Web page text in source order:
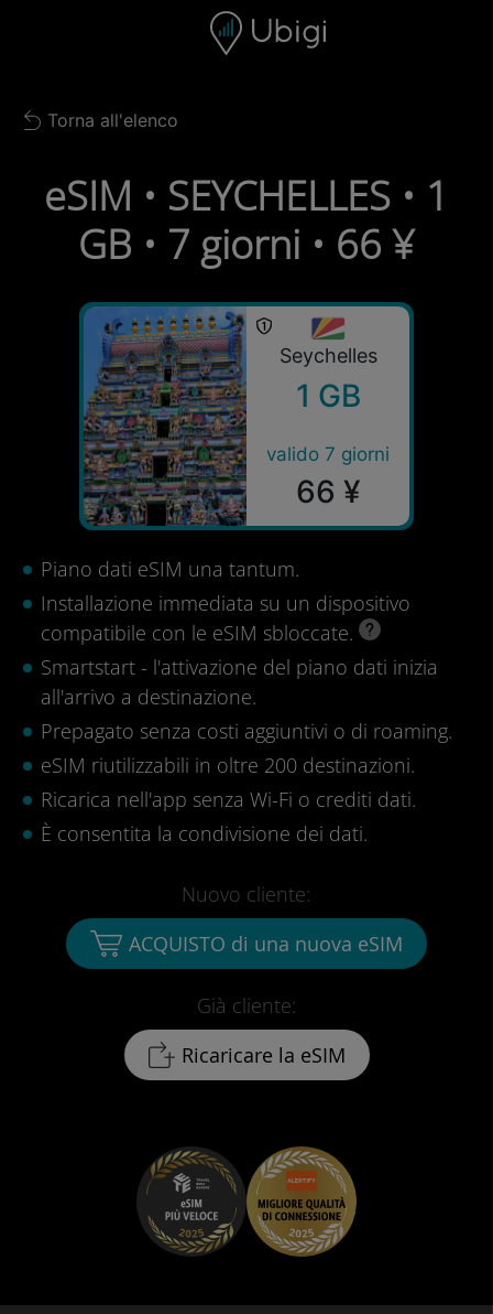
Barra di navigazione
Back to list
Torna all'elenco
eSIM • SEYCHELLES • 1
GB • 7 giorni • 66 ¥
Seychelles
1 GB
valido 7 giorni
66 ¥
Piano dati eSIM una tantum.
Installazione immediata su un dispositivo
compatibile con le eSIM sbloccate.
Smartstart - l'attivazione del piano dati inizia
all'arrivo a destinazione.
Prepagato senza costi aggiuntivi o di roaming.
eSIM riutilizzabili in oltre 200 destinazioni.
Ricarica nell'app senza Wi-Fi o crediti dati.
È consentita la condivisione dei dati.
Già cliente:
Ricaricare la eSIM
Nuovo cliente:
ACQUISTO di una nuova eSIM